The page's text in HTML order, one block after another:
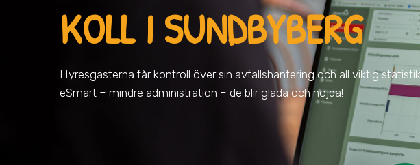
KOLL I SUNDBYBERG
Hyresgästerna får kontroll över sin avfallshantering och all viktig
eSmart = mindre administration = de blir glada och nöjda!